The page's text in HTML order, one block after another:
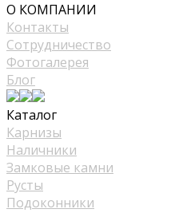
О КОМПАНИИ
Контакты
Сотрудничество
Фотогалерея
Блог
Каталог
Карнизы
Наличники
Замковые камни
Русты
Подоконники